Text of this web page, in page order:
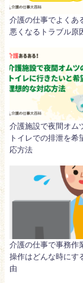
介護の仕事でよくあ
悪くなるトラブル原
介護施設で夜間オム
トイレでの排泄を希
応方法
介護の仕事で事務作
操作はどんな時にす
由